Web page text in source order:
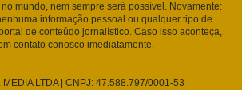
mundo, nem sempre será possível. Novamente:
informação pessoal ou qualquer tipo de
de conteúdo jornalístico. Caso isso aconteça,
contato conosco imediatamente.
MEDIA LTDA | CNPJ: 47.588.797/0001-53